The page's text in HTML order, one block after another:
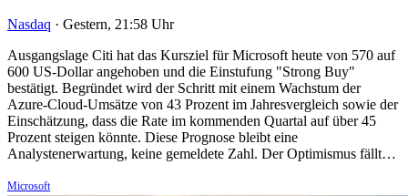
Nasdaq · Gestern, 21:58 Uhr
Ausgangslage Citi hat das Kursziel für Microsoft heute von 570 auf
600 US-Dollar angehoben und die Einstufung "Strong Buy"
bestätigt. Begründet wird der Schritt mit einem Wachstum der
Azure-Cloud-Umsätze von 43 Prozent im Jahresvergleich sowie der
Einschätzung, dass die Rate im kommenden Quartal auf über 45
Prozent steigen könnte. Diese Prognose bleibt eine
Analystenerwartung, keine gemeldete Zahl. Der Optimismus fällt…
Microsoft